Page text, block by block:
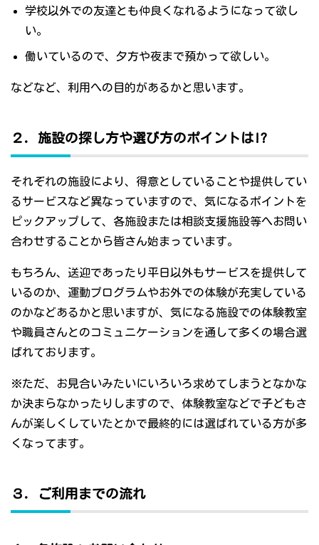
学校以外での友達とも仲良くなれるようになって欲し
い。
働いているので、夕方や夜まで預かって欲しい。
などなど、利用への目的があるかと思います。
２．施設の探し方や選び方のポイントは!?
それぞれの施設により、得意としていることや提供してい
るサービスなど異なっていますので、気になるポイントを
ピックアップして、各施設または相談支援施設等へお問い
合わせすることから皆さん始まっています。
もちろん、送迎であったり平日以外もサービスを提供して
いるのか、運動プログラムやお外での体験が充実している
のかなどあるかと思いますが、気になる施設での体験教室
や職員さんとのコミュニケーションを通して多くの場合選
ばれております。
※ただ、お見合いみたいにいろいろ求めてしまうとなかな
か決まらなかったりしますので、体験教室などで子どもさ
んが楽しくしていたとかで最終的には選ばれている方が多
くなってます。
３．ご利用までの流れ